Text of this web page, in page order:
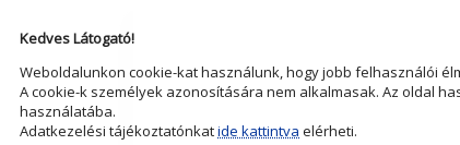
Kedves Látogató!
Weboldalunkon cookie-kat használunk, hogy jobb felhasználói
A cookie-k személyek azonosítására nem alkalmasak. Az oldal
használatába.
Adatkezelési tájékoztatónkatide kattintva elérheti.